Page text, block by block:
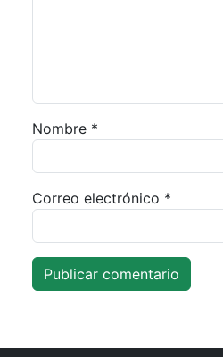
Nombre *
Correo electrónico *